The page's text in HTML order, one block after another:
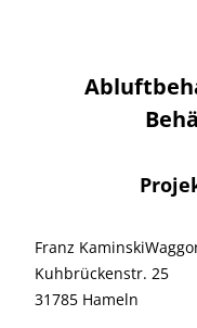
Franz
Kuhbrückenstr. 25
31785 Hameln